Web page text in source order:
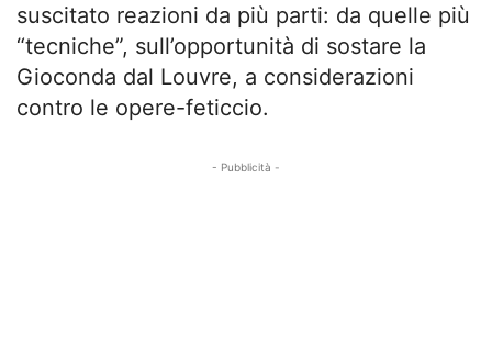
suscitato reazioni da più parti: da quelle più
“tecniche”, sull’opportunità di sostare la
Gioconda dal Louvre, a considerazioni
contro le opere-feticcio.
- Pubblicità -